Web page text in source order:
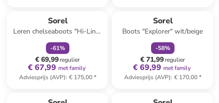
Sorel
Leren chelseaboots "Hi-Line"
zwart
-61%
€ 69,99regulier
€ 67,99 met family
Adviesprijs (AVP): € 175,00*
Sorel
Boots "Explorer" wit/beige
-58%
€ 71,99regulier
€ 69,99 met family
Adviesprijs (AVP): € 170,00*